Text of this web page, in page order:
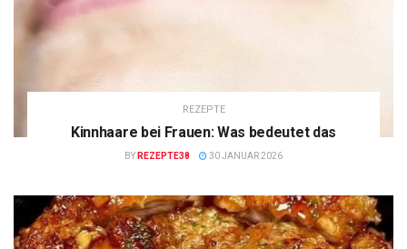
REZEPTE
Kinnhaare bei Frauen: Was bedeutet das
BY REZEPTE38 30 JANUAR 2026